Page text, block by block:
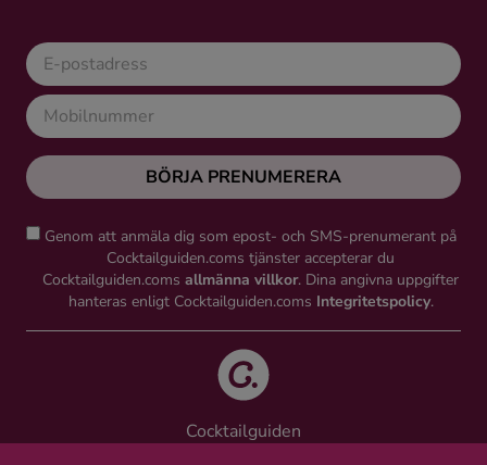
BÖRJA PRENUMERERA
Genom att anmäla dig som epost- och SMS-prenumerant på
Cocktailguiden.coms tjänster accepterar du
Cocktailguiden.coms allmänna villkor. Dina angivna uppgifter
hanteras enligt Cocktailguiden.coms Integritetspolicy.
Cocktailguiden